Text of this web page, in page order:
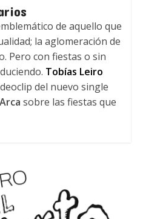
de aquello que
la aglomeración de
Pero con fiestas o sin
Tobías Leiro
del nuevo single
Arca sobre las fiestas que